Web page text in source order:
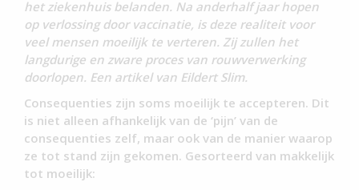
het ziekenhuis belanden. Na anderhalf jaar hopen
op verlossing door vaccinatie, is deze realiteit voor
veel mensen moeilijk te verteren. Zij zullen het
langdurige en zware proces van rouwverwerking
doorlopen. Een artikel van Eildert Slim.
Consequenties zijn soms moeilijk te accepteren. Dit
is niet alleen afhankelijk van de ‘pijn’ van de
consequenties zelf, maar ook van de manier waarop
ze tot stand zijn gekomen. Gesorteerd van makkelijk
tot moeilijk: